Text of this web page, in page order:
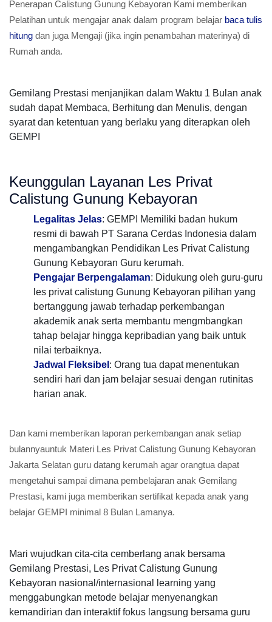
Penerapan Calistung Gunung Kebayoran Kami memberikan
Pelatihan untuk mengajar anak dalam program belajar baca tulis
hitung dan juga Mengaji (jika ingin penambahan materinya) di
Rumah anda.
Gemilang Prestasi menjanjikan dalam Waktu 1 Bulan anak
sudah dapat Membaca, Berhitung dan Menulis, dengan
syarat dan ketentuan yang berlaku yang diterapkan oleh
GEMPI
Keunggulan Layanan Les Privat
Calistung Gunung Kebayoran
Legalitas Jelas: GEMPI Memiliki badan hukum
resmi di bawah PT Sarana Cerdas Indonesia dalam
mengambangkan Pendidikan Les Privat Calistung
Gunung Kebayoran Guru kerumah.
Pengajar Berpengalaman: Didukung oleh guru-guru
les privat calistung Gunung Kebayoran pilihan yang
bertanggung jawab terhadap perkembangan
akademik anak serta membantu mengmbangkan
tahap belajar hingga kepribadian yang baik untuk
nilai terbaiknya.
Jadwal Fleksibel : Orang tua dapat menentukan
sendiri hari dan jam belajar sesuai dengan rutinitas
harian anak.
Dan kami memberikan laporan perkembangan anak setiap
bulannyauntuk Materi Les Privat Calistung Gunung Kebayoran
Jakarta Selatan guru datang kerumah agar orangtua dapat
mengetahui sampai dimana pembelajaran anak Gemilang
Prestasi, kami juga memberikan sertifikat kepada anak yang
belajar GEMPI minimal 8 Bulan Lamanya.
Mari wujudkan cita-cita cemberlang anak bersama
Gemilang Prestasi, Les Privat Calistung Gunung
Kebayoran nasional/internasional learning yang
menggabungkan metode belajar menyenangkan
kemandirian dan interaktif fokus langsung bersama guru